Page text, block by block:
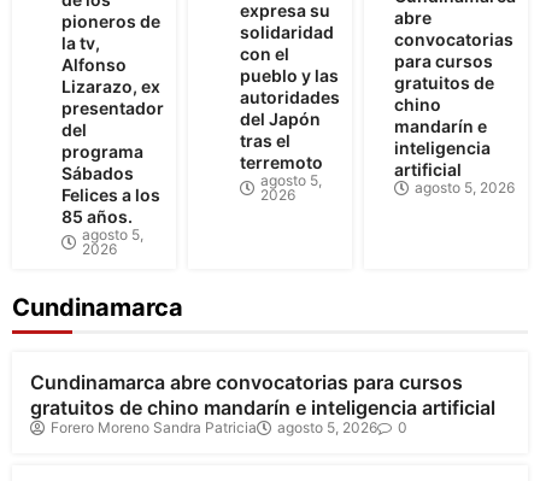
pioneros de
la tv,
Alfonso
Lizarazo, ex
presentador
del
programa
Sábados
Felices a los
85 años.
agosto 5,
2026
expresa su
solidaridad
con el
pueblo y las
autoridades
del Japón
tras el
terremoto
agosto 5,
2026
abre
convocatorias
para cursos
gratuitos de
chino
mandarín e
inteligencia
artificial
agosto 5, 2026
Cundinamarca
Cundinamarca
Cundinamarca abre convocatorias para cursos
gratuitos de chino mandarín e inteligencia artificial
Forero Moreno Sandra Patricia agosto 5, 2026 0
Cundinamarca